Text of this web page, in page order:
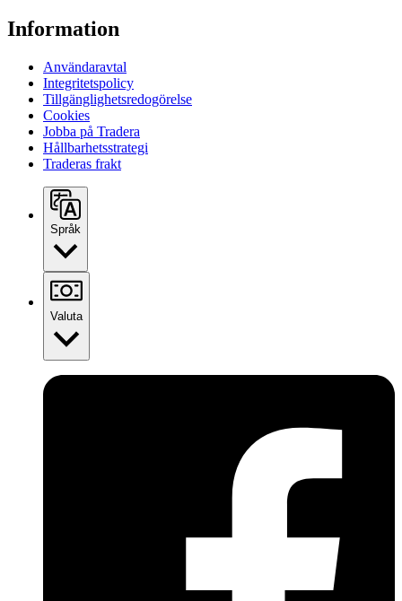
Information
Användaravtal
Integritetspolicy
Tillgänglighetsredogörelse
Cookies
Jobba på Tradera
Hållbarhetsstrategi
Traderas frakt
Språk
Valuta